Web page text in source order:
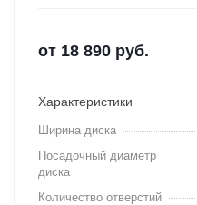
от 18 890 руб.
Характеристики
Ширина диска
Посадочный диаметр
диска
Количество отверстий